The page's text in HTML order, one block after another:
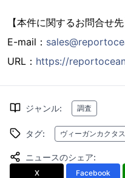
【本件に関するお問合せ先
E-mail：
URL： https://
ジャンル: 調査
タグ: ヴィーガンカクタ
ニュースのシェア:
X Facebook